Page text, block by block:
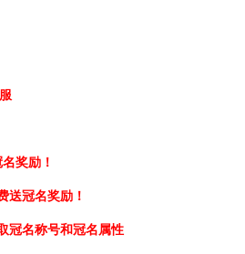
名奖励！
送冠名奖励！
冠名称号和冠名属性